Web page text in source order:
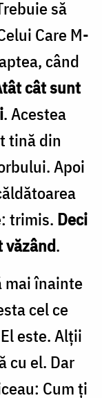
să
Care M-
când
cât sunt
. Acestea
tină din
Apoi
trimis. Deci
văzând.
mai înainte
cel ce
este. Alții
cu el. Dar
Cum ți